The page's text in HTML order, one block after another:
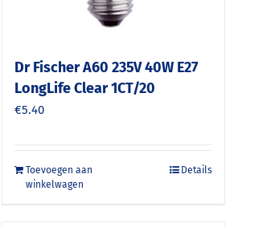
Dr Fischer A60 235V 40W E27
LongLife Clear 1CT/20
€5.40
Toevoegen aan
winkelwagen
Details